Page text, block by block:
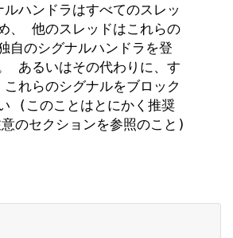
ハンドラはすべてのスレッ
、 他のスレッドはこれらの
自のシグナルハンドラを登
あるいはその代わりに、す
れらのシグナルをブロック
(このことはとにかく推奨
のセクションを参照のこと)